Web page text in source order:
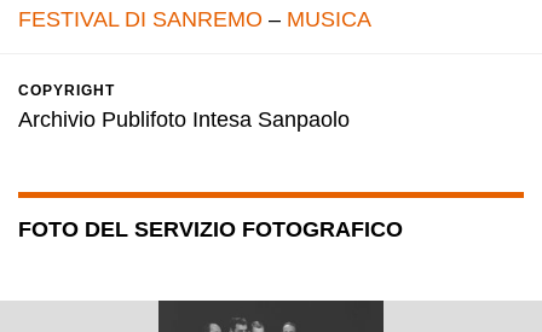
FESTIVAL DI SANREMO – MUSICA
COPYRIGHT
Archivio Publifoto Intesa Sanpaolo
FOTO DEL SERVIZIO FOTOGRAFICO